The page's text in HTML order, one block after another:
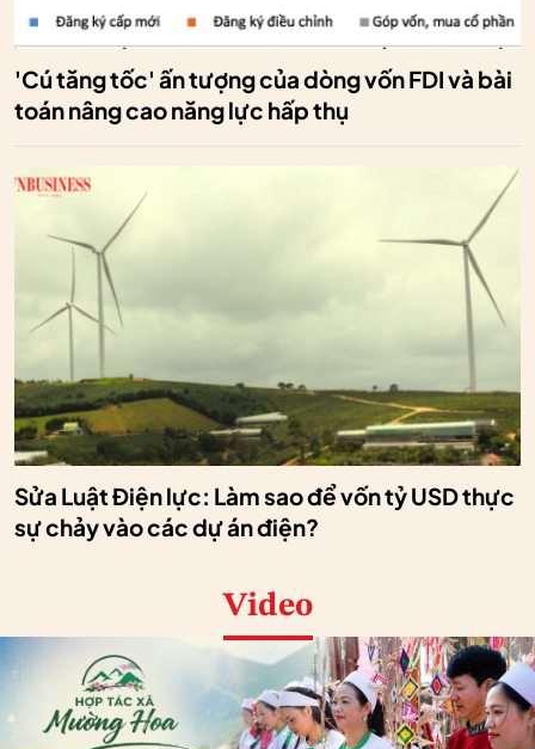
'Cú tăng tốc' ấn tượng của dòng vốn FDI và bài
toán nâng cao năng lực hấp thụ
Sửa Luật Điện lực: Làm sao để vốn tỷ USD thực
sự chảy vào các dự án điện?
Video